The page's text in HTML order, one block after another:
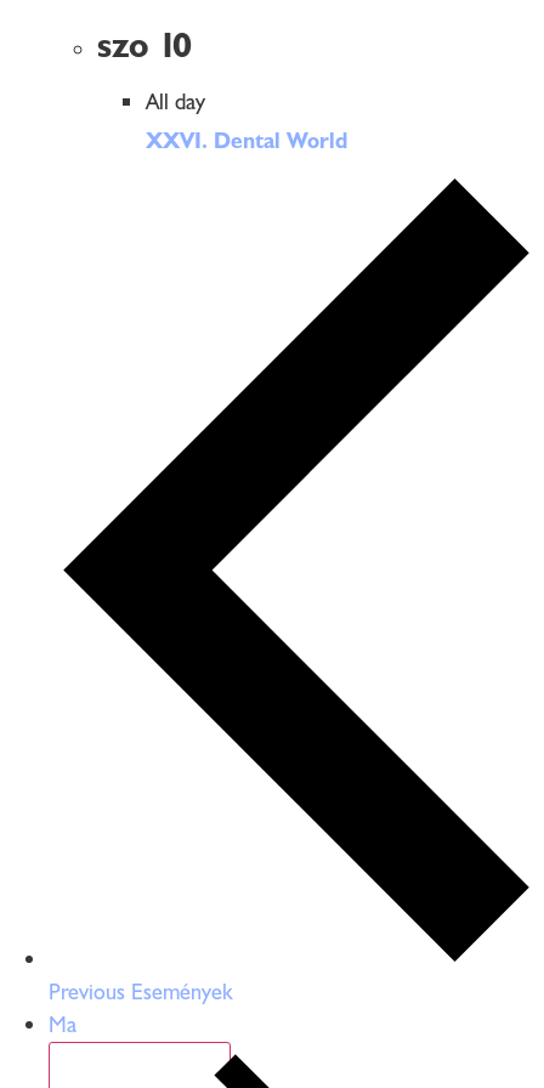
szo 10
All day
XXVI. Dental World
Previous Események
Ma